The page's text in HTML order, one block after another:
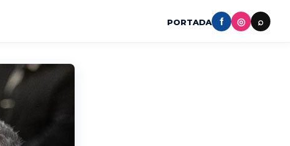
PORTADA f ◎ ⌕